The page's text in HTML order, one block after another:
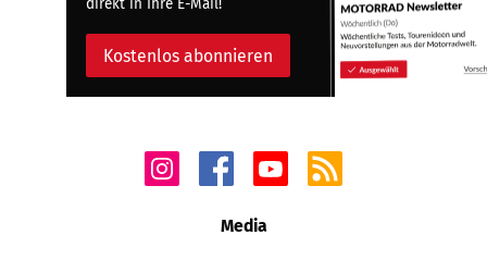
direkt in Ihre E-Mail!
Kostenlos abonnieren
Media